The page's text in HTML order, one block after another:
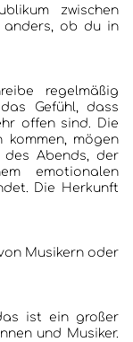
zwischen
anders, ob du in
regelmäßig
Gefühl, dass
offen sind. Die
kommen, mögen
des Abends, der
emotionalen
Die Herkunft
Musikern oder
ist ein großer
und Musiker.